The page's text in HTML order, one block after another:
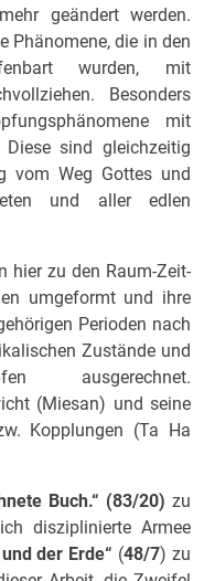
geändert werden.
Phänomene, die in den
wurden, mit
Besonders
mit
Diese sind gleichzeitig
vom Weg Gottes und
und aller edlen
hier zu den Raum-Zeit-
umgeformt und ihre
Perioden nach
Zustände und
ausgerechnet.
(Miesan) und seine
Kopplungen (Ta Ha
Buch.“ (83/20) zu
disziplinierte Armee
der Erde“ (48/7) zu